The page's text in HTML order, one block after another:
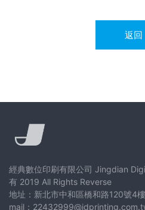
返回
經典數位印刷有限公司 Jingdian
有 2019 All Rights Reverse
地址：新北市中和區橋和路120號4
mail：